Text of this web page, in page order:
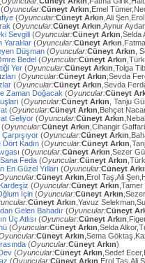
(Oyuncular:Cüneyt Arkın ,Emel
(Oyuncular:Cüneyt Arkın ,Ali
(Oyuncular:Cüneyt Arkın ,Aynur
Sevgili (Oyuncular:Cüneyt Arkın
Yaralılar (Oyuncular:Cüneyt Arkın
Düşman (Oyuncular:Cüneyt Arkın ,
Bedel (Oyuncular:Cüneyt Arkın
Yer (Oyuncular:Cüneyt Arkın ,Tolga
(Oyuncular:Cüneyt Arkın ,Sevda
(Oyuncular:Cüneyt Arkın ,Sevda
Zaman Doğacak (Oyuncular:Cüneyt
(Oyuncular:Cüneyt Arkın , Tanju
(Oyuncular:Cüneyt Arkın ,Behçet
Geliyor (Oyuncular:Cüneyt Arkın
(Oyuncular:Cüneyt Arkın ,Cihangir
(Oyuncular:Cüneyt Arkın
Dört Kadın (Oyuncular:Cüneyt Arkın
(Oyuncular:Cüneyt Arkın ,Sezer
Feda (Oyuncular:Cüneyt Arkın
En Güzel Yılları (Oyuncular:Cüneyt
Cüneyt Arkın ,Erol Taş,Ali
(Oyuncular:Cüneyt Arkın
İçin (Oyuncular:Cüneyt Arkın
Cüneyt Arkın ,Yavuz
Gelen Bahadır (Oyuncular:Cüneyt
Üç Atlısı (Oyuncular:Cüneyt Arkın
(Oyuncular:Cüneyt Arkın ,Selda
Cüneyt Arkın ,Sema
(Oyuncular:Cüneyt Arkın)
(Oyuncular:Cüneyt Arkın ,Sedef
(Oyuncular:Cüneyt Arkın ,Erol Taş,Ali